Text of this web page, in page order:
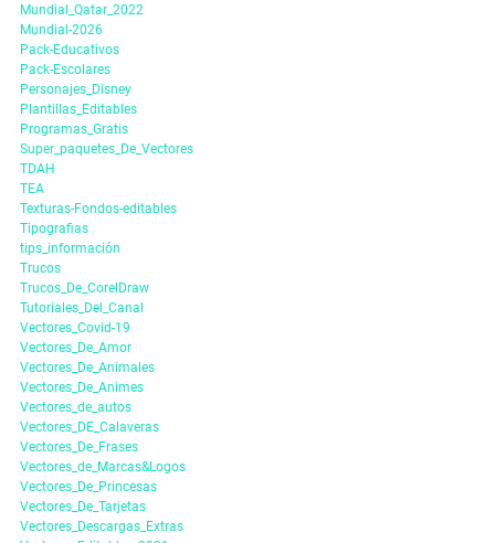
Mundial_Qatar_2022
Mundial-2026
Pack-Educativos
Pack-Escolares
Personajes_Disney
Plantillas_Editables
Programas_Gratis
Super_paquetes_De_Vectores
TDAH
TEA
Texturas-Fondos-editables
Tipografias
tips_información
Trucos
Trucos_De_CorelDraw
Tutoriales_Del_Canal
Vectores_Covid-19
Vectores_De_Amor
Vectores_De_Animales
Vectores_De_Animes
Vectores_de_autos
Vectores_DE_Calaveras
Vectores_De_Frases
Vectores_de_Marcas&Logos
Vectores_De_Princesas
Vectores_De_Tarjetas
Vectores_Descargas_Extras